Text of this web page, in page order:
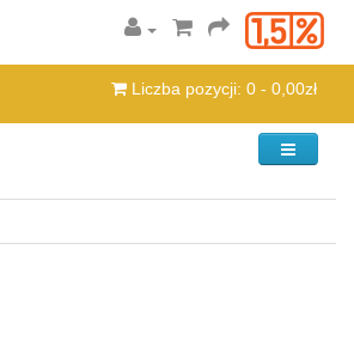
Liczba pozycji: 0 - 0,00zł